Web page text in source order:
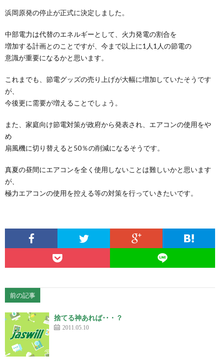
浜岡原発の停止が正式に決定しました。
中部電力は代替のエネルギーとして、火力発電の割合を
増加する計画とのことですが、今まで以上に1人1人の節電の
意識が重要になるかと思います。
これまでも、節電グッズの売り上げが大幅に増加していたそうです
が、
今後更に需要が増えることでしょう。
また、家庭向け節電対策が政府から発表され、エアコンの使用をや
め
扇風機に切り替えると50％の削減になるそうです。
真夏の昼間にエアコンを全く使用しないことは難しいかと思います
が、
極力エアコンの使用を控える等の対策を行っていきたいです。
前の記事
捨てる神あれば･･・？
2011.05.10